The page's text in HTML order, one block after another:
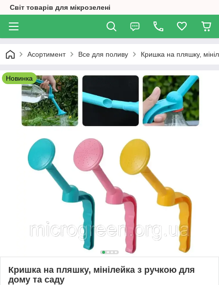
Світ товарів для мікрозелені
Асортимент Все для поливу Кришка на пляшку,
Новинка
Кришка на пляшку, мінілейка з ручкою для
дому та саду